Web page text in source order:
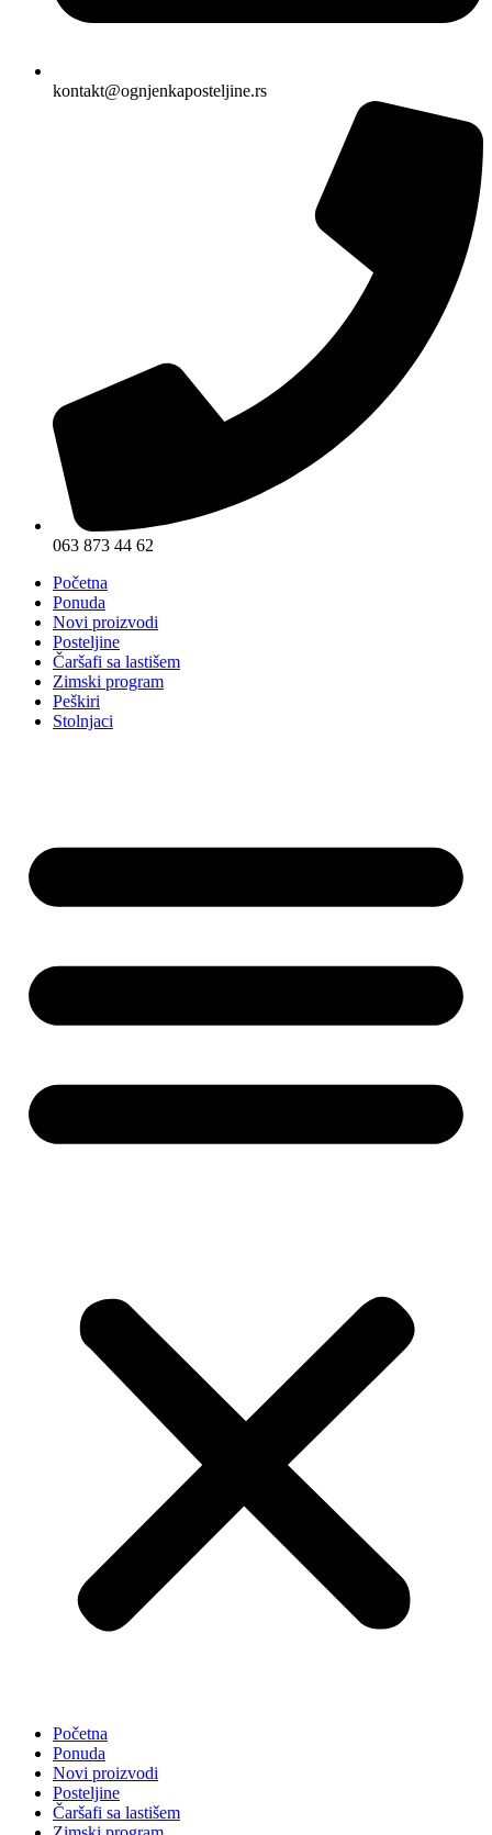
kontakt@ognjenkaposteljine.rs
063 873 44 62
Početna
Ponuda
Novi proizvodi
Posteljine
Čaršafi sa lastišem
Zimski program
Peškiri
Stolnjaci
Početna
Ponuda
Novi proizvodi
Posteljine
Čaršafi sa lastišem